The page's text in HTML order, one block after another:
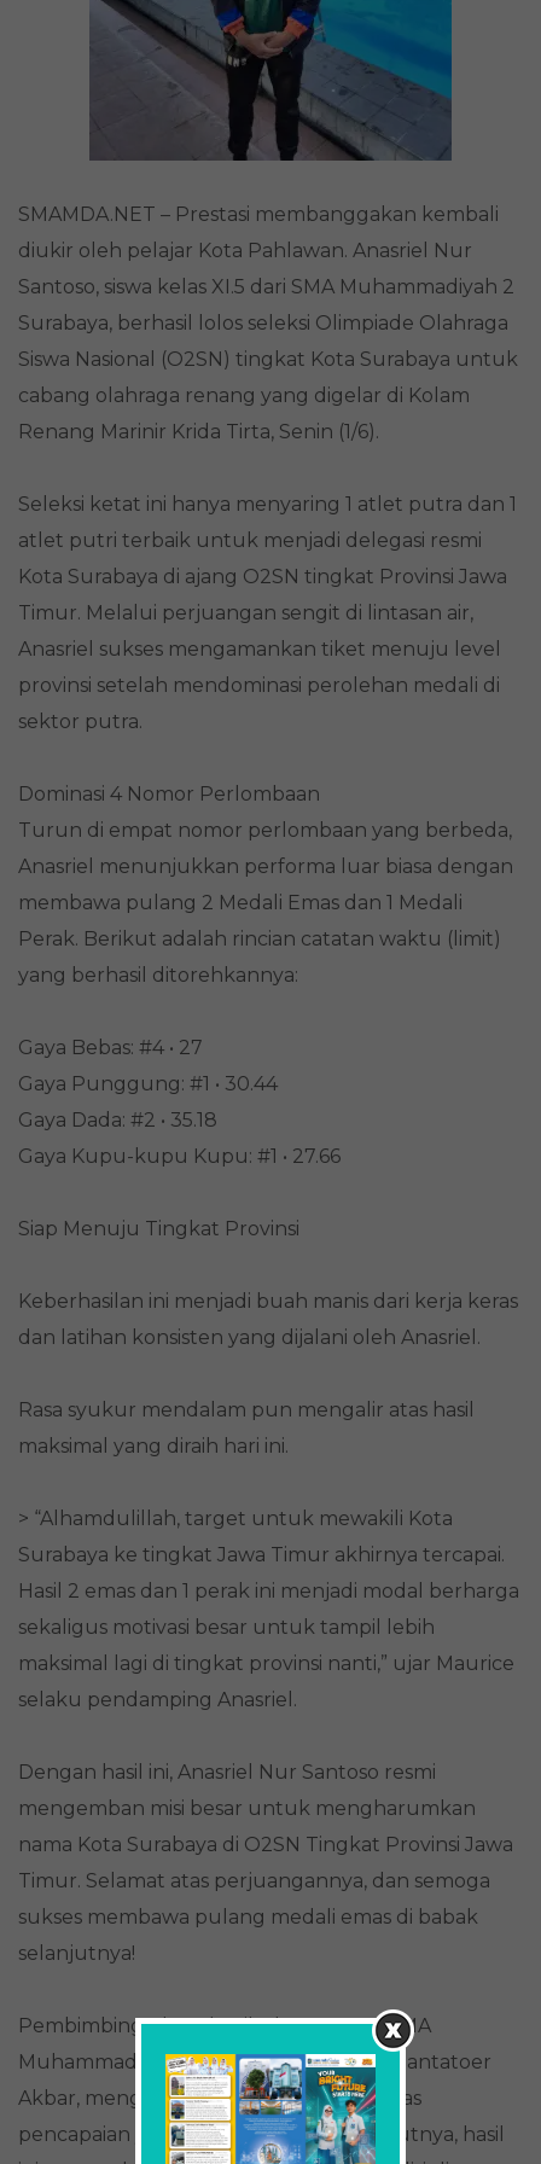
SMAMDA.NET – Prestasi membanggakan kembali
diukir oleh pelajar Kota Pahlawan. Anasriel Nur
Santoso, siswa kelas XI.5 dari SMA Muhammadiyah 2
Surabaya, berhasil lolos seleksi Olimpiade Olahraga
Siswa Nasional (O2SN) tingkat Kota Surabaya untuk
cabang olahraga renang yang digelar di Kolam
Renang Marinir Krida Tirta, Senin (1/6).
Seleksi ketat ini hanya menyaring 1 atlet putra dan 1
atlet putri terbaik untuk menjadi delegasi resmi
Kota Surabaya di ajang O2SN tingkat Provinsi Jawa
Timur. Melalui perjuangan sengit di lintasan air,
Anasriel sukses mengamankan tiket menuju level
provinsi setelah mendominasi perolehan medali di
sektor putra.
Dominasi 4 Nomor Perlombaan
Turun di empat nomor perlombaan yang berbeda,
Anasriel menunjukkan performa luar biasa dengan
membawa pulang 2 Medali Emas dan 1 Medali
Perak. Berikut adalah rincian catatan waktu (limit)
yang berhasil ditorehkannya:
Gaya Bebas: #4 • 27
Gaya Punggung: #1 • 30.44
Gaya Dada: #2 • 35.18
Gaya Kupu-kupu Kupu: #1 • 27.66
Siap Menuju Tingkat Provinsi
Keberhasilan ini menjadi buah manis dari kerja keras
dan latihan konsisten yang dijalani oleh Anasriel.
Rasa syukur mendalam pun mengalir atas hasil
maksimal yang diraih hari ini.
> “Alhamdulillah, target untuk mewakili Kota
Surabaya ke tingkat Jawa Timur akhirnya tercapai.
Hasil 2 emas dan 1 perak ini menjadi modal berharga
sekaligus motivasi besar untuk tampil lebih
maksimal lagi di tingkat provinsi nanti,” ujar Maurice
selaku pendamping Anasriel.
Dengan hasil ini, Anasriel Nur Santoso resmi
mengemban misi besar untuk mengharumkan
nama Kota Surabaya di O2SN Tingkat Provinsi Jawa
Timur. Selamat atas perjuangannya, dan semoga
sukses membawa pulang medali emas di babak
selanjutnya!
Pembimbing Ekstrakurikuler Renang SMA
Muhammadiyah 2 Surabaya, Maurice Anantatoer
Akbar, mengungkapkan rasa bangga atas
pencapaian yang diraih Anasriel. Menurutnya, hasil